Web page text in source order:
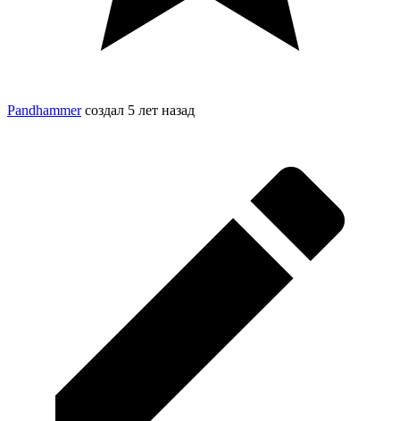
Pandhammerсоздал 5 лет назад